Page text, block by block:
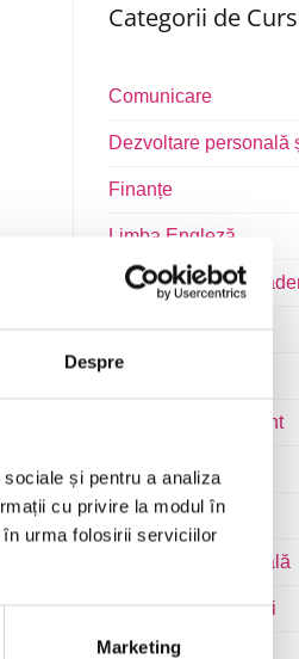
Despre
și pentru a analiza
cu privire la modul în
urma folosirii serviciilor
Marketing
Categorii de
Comunicare
Dezvoltare personală
Finanțe
Limba Engleză
Management și
Marketing
Microsoft Office
Project Management
Resurse Umane
Serviciul clienți
Transformare Digitală
Vânzări și negocieri